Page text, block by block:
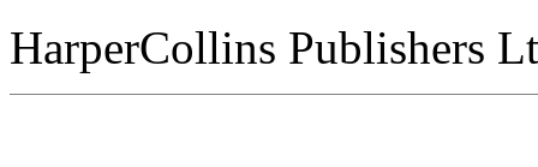
HarperCollins Publishers